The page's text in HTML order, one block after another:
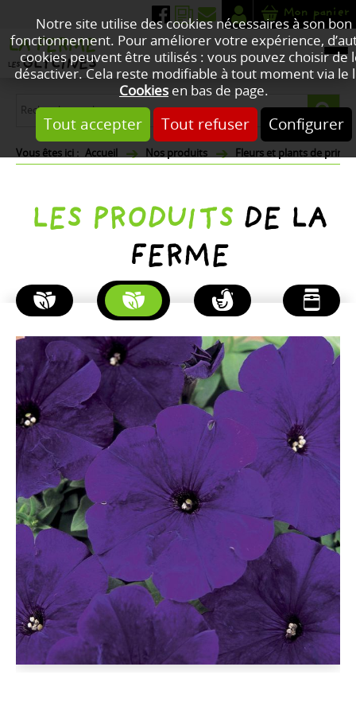
Notre site utilise des cookies nécessaires à son bon
fonctionnement. Pour améliorer votre expérience,
cookies peuvent être utilisés : vous pouvez choisir de
désactiver. Cela reste modifiable à tout moment via le
Cookies en bas de page.
Tout accepter Tout refuser Configurer
Mon panier
Accueil Nos produits Fleurs et plants de
LES PRODUITS DE LA
FERME
PLANTES
D'AUTOMNE
FLEURS
ET
PLANTS
DE
PRINTEMPS
POULETS
ET
PINTADES
PRODUITS
DE
L'ÉPICERIE